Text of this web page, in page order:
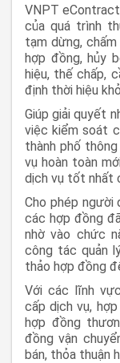
VNPT
của quá trình
tạm dừng,
hợp đồng, hủy
hiệu, thế chấp,
định thời hiệu
Giúp giải quyết
việc kiểm soát
thành phố
vụ hoàn toàn
dịch vụ tốt nhất
Cho phép
các hợp đồng
nhờ vào chức
công tác quản
thảo hợp đồng
Với các lĩnh
cấp dịch vụ,
hợp đồng
đồng vận
bán, thỏa thuận